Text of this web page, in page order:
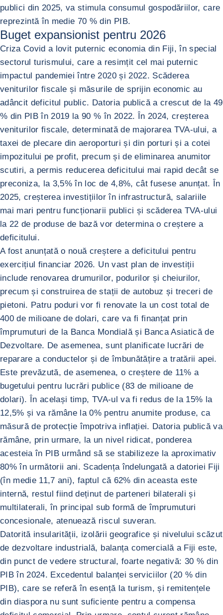
publici din 2025, va stimula consumul gospodăriilor, care
reprezintă în medie 70 % din PIB.
Buget expansionist pentru 2026
Criza Covid a lovit puternic economia din Fiji, în special
sectorul turismului, care a resimțit cel mai puternic
impactul pandemiei între 2020 și 2022. Scăderea
veniturilor fiscale și măsurile de sprijin economic au
adâncit deficitul public. Datoria publică a crescut de la 49
% din PIB în 2019 la 90 % în 2022. În 2024, creșterea
veniturilor fiscale, determinată de majorarea TVA-ului, a
taxei de plecare din aeroporturi și din porturi și a cotei
impozitului pe profit, precum și de eliminarea anumitor
scutiri, a permis reducerea deficitului mai rapid decât se
preconiza, la 3,5% în loc de 4,8%, cât fusese anunțat. În
2025, creșterea investițiilor în infrastructură, salariile
mai mari pentru funcționarii publici și scăderea TVA-ului
la 22 de produse de bază vor determina o creștere a
deficitului.
A fost anunțată o nouă creștere a deficitului pentru
exercițiul financiar 2026. Un vast plan de investiții
include renovarea drumurilor, podurilor și cheiurilor,
precum și construirea de stații de autobuz și treceri de
pietoni. Patru poduri vor fi renovate la un cost total de
400 de milioane de dolari, care va fi finanțat prin
împrumuturi de la Banca Mondială și Banca Asiatică de
Dezvoltare. De asemenea, sunt planificate lucrări de
reparare a conductelor și de îmbunătățire a tratării apei.
Este prevăzută, de asemenea, o creștere de 11% a
bugetului pentru lucrări publice (83 de milioane de
dolari). În același timp, TVA-ul va fi redus de la 15% la
12,5% și va rămâne la 0% pentru anumite produse, ca
măsură de protecție împotriva inflației. Datoria publică va
rămâne, prin urmare, la un nivel ridicat, ponderea
acesteia în PIB urmând să se stabilizeze la aproximativ
80% în următorii ani. Scadența îndelungată a datoriei Fiji
(în medie 11,7 ani), faptul că 62% din aceasta este
internă, restul fiind deținut de parteneri bilaterali și
multilaterali, în principal sub formă de împrumuturi
concesionale, atenuează riscul suveran.
Datorită insularității, izolării geografice și nivelului scăzut
de dezvoltare industrială, balanța comercială a Fiji este,
din punct de vedere structural, foarte negativă: 30 % din
PIB în 2024. Excedentul balanței serviciilor (20 % din
PIB), care se referă în esență la turism, și remitențele
din diaspora nu sunt suficiente pentru a compensa